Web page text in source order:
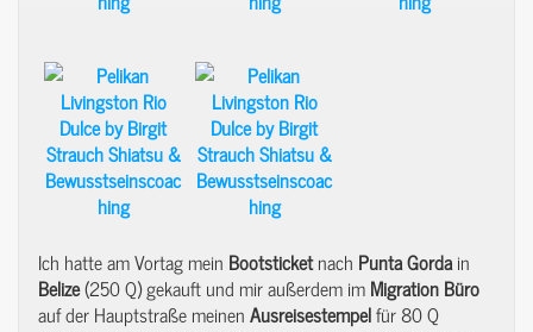
Ich hatte am Vortag mein Bootsticketnach PuntaGordain
Belize(250 Q) gekauft und mir außerdem imMigrationBüro
auf der Hauptstraße meinenAusreisestempelfür 80 Q